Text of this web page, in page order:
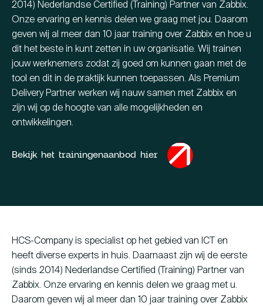
2014) Nederlandse Certified (Training) Partner van Zabbix.
Onze ervaring en kennis delen we graag met jou. Daarom
geven wij al meer dan 10 jaar training over Zabbix en hoe u
dit het beste in kunt zetten in uw organisatie. Wij trainen
jouw werknemers zodat zij goed om kunnen gaan met de
tool en dit in de praktijk kunnen toepassen. Als Premium
Delivery Partner werken wij nauw samen met Zabbix en
zijn wij op de hoogte van alle mogelijkheden en
ontwikkelingen.
Bekijk het trainingenaanbod hier
HCS-Company is specialist op het gebied van ICT en
heeft diverse experts in huis. Daarnaast zijn wij de eerste
(sinds 2014) Nederlandse Certified (Training) Partner van
Zabbix. Onze ervaring en kennis delen we graag met u.
Daarom geven wij al meer dan 10 jaar training over Zabbix